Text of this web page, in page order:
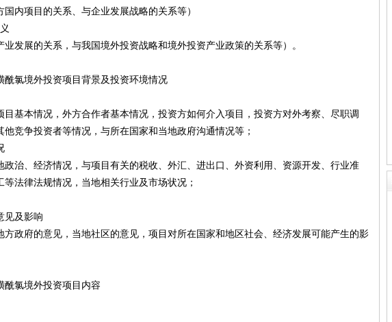
国内项目的关系、与企业发展战略的关系等）
业发展的关系，与我国境外投资战略和境外投资产业政策的关系等）。
酰氯境外投资项目背景及投资环境情况
目基本情况，外方合作者基本情况，投资方如何介入项目，投资方对外考察、尽职调
他竞争投资者等情况，与所在国家和当地政府沟通情况等；
政治、经济情况，与项目有关的税收、外汇、进出口、外资利用、资源开发、行业准
等法律法规情况，当地相关行业及市场状况；
见及影响
方政府的意见，当地社区的意见，项目对所在国家和地区社会、经济发展可能产生的影
酰氯境外投资项目内容